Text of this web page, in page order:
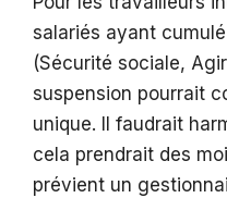
salariés ayant
(Sécurité sociale,
suspension pourrait
unique. Il faudrait
cela prendrait des
prévient un